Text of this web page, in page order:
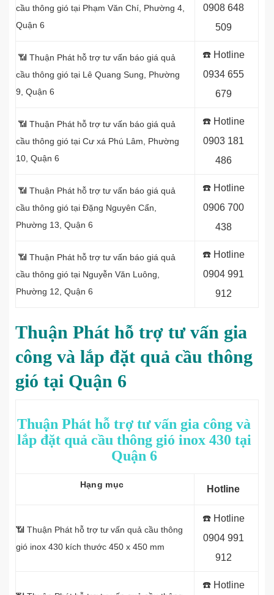
cầu thông gió tại Phạm Văn Chí, Phường 4,
Quận 6
0908 648
509
📶 Thuận Phát hỗ trợ tư vấn báo giá quả
cầu thông gió tại Lê Quang Sung, Phường
9, Quận 6
☎️ Hotline
0934 655
679
📶 Thuận Phát hỗ trợ tư vấn báo giá quả
cầu thông gió tại Cư xá Phú Lâm, Phường
10, Quận 6
☎️ Hotline
0903 181
486
📶 Thuận Phát hỗ trợ tư vấn báo giá quả
cầu thông gió tại Đặng Nguyên Cẩn,
Phường 13, Quận 6
☎️ Hotline
0906 700
438
📶 Thuận Phát hỗ trợ tư vấn báo giá quả
cầu thông gió tại Nguyễn Văn Luông,
Phường 12, Quận 6
☎️ Hotline
0904 991
912
Thuận Phát hỗ trợ tư vấn gia
công và lắp đặt quả cầu thông
gió tại Quận 6
Thuận Phát hỗ trợ tư vấn gia công và
lắp đặt quả cầu thông gió inox 430 tại
Quận 6
Hạng mục Hotline
📶 Thuận Phát hỗ trợ tư vấn quả cầu thông
gió inox 430 kích thước 450 x 450 mm
☎️ Hotline
0904 991
912
☎️ Hotline